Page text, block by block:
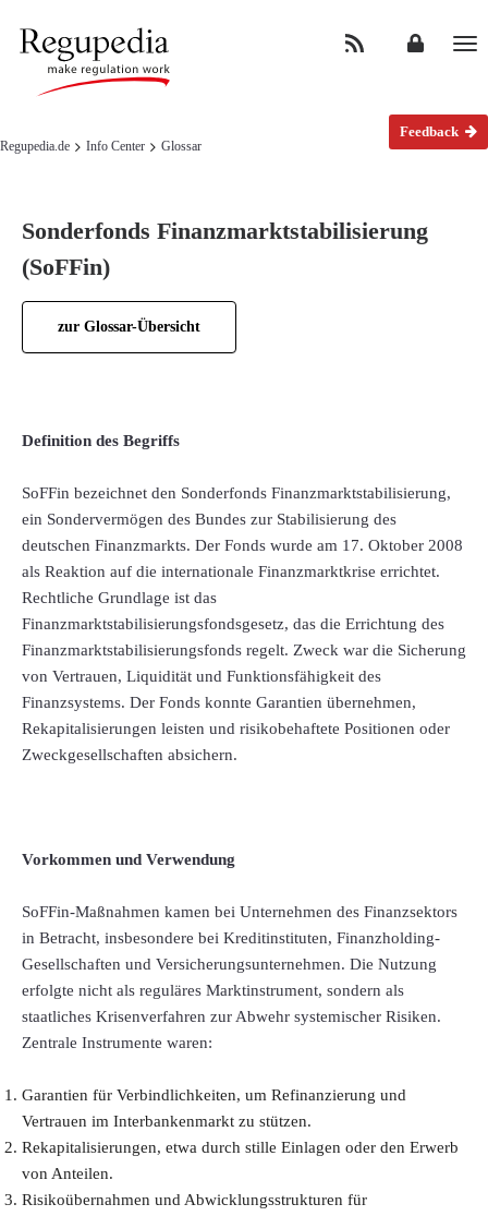
Regupedia.de Info Center Glossar
Feedback
Sonderfonds Finanzmarktstabilisierung
(SoFFin)
zur Glossar-Übersicht
Definition des Begriffs
SoFFin bezeichnet den Sonderfonds Finanzmarktstabilisierung,
ein Sondervermögen des Bundes zur Stabilisierung des
deutschen Finanzmarkts. Der Fonds wurde am 17. Oktober 2008
als Reaktion auf die internationale Finanzmarktkrise errichtet.
Rechtliche Grundlage ist das
Finanzmarktstabilisierungsfondsgesetz, das die Errichtung des
Finanzmarktstabilisierungsfonds regelt. Zweck war die Sicherung
von Vertrauen, Liquidität und Funktionsfähigkeit des
Finanzsystems. Der Fonds konnte Garantien übernehmen,
Rekapitalisierungen leisten und risikobehaftete Positionen oder
Zweckgesellschaften absichern.
Vorkommen und Verwendung
SoFFin-Maßnahmen kamen bei Unternehmen des Finanzsektors
in Betracht, insbesondere bei Kreditinstituten, Finanzholding-
Gesellschaften und Versicherungsunternehmen. Die Nutzung
erfolgte nicht als reguläres Marktinstrument, sondern als
staatliches Krisenverfahren zur Abwehr systemischer Risiken.
Zentrale Instrumente waren:
Garantien für Verbindlichkeiten, um Refinanzierung und
Vertrauen im Interbankenmarkt zu stützen.
Rekapitalisierungen, etwa durch stille Einlagen oder den Erwerb
von Anteilen.
Risikoübernahmen und Abwicklungsstrukturen für